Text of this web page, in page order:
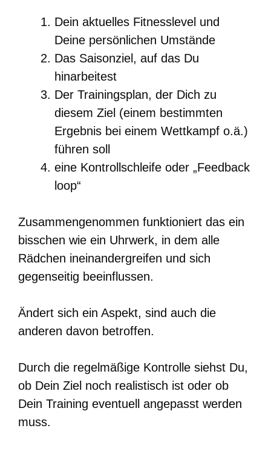
Dein aktuelles Fitnesslevel und
Deine persönlichen Umstände
Das Saisonziel, auf das Du
hinarbeitest
Der Trainingsplan, der Dich zu
diesem Ziel (einem bestimmten
Ergebnis bei einem Wettkampf o.ä.)
führen soll
eine Kontrollschleife oder „Feedback
loop“
Zusammengenommen funktioniert das ein
bisschen wie ein Uhrwerk, in dem alle
Rädchen ineinandergreifen und sich
gegenseitig beeinflussen.
Ändert sich ein Aspekt, sind auch die
anderen davon betroffen.
Durch die regelmäßige Kontrolle siehst Du,
ob Dein Ziel noch realistisch ist oder ob
Dein Training eventuell angepasst werden
muss.